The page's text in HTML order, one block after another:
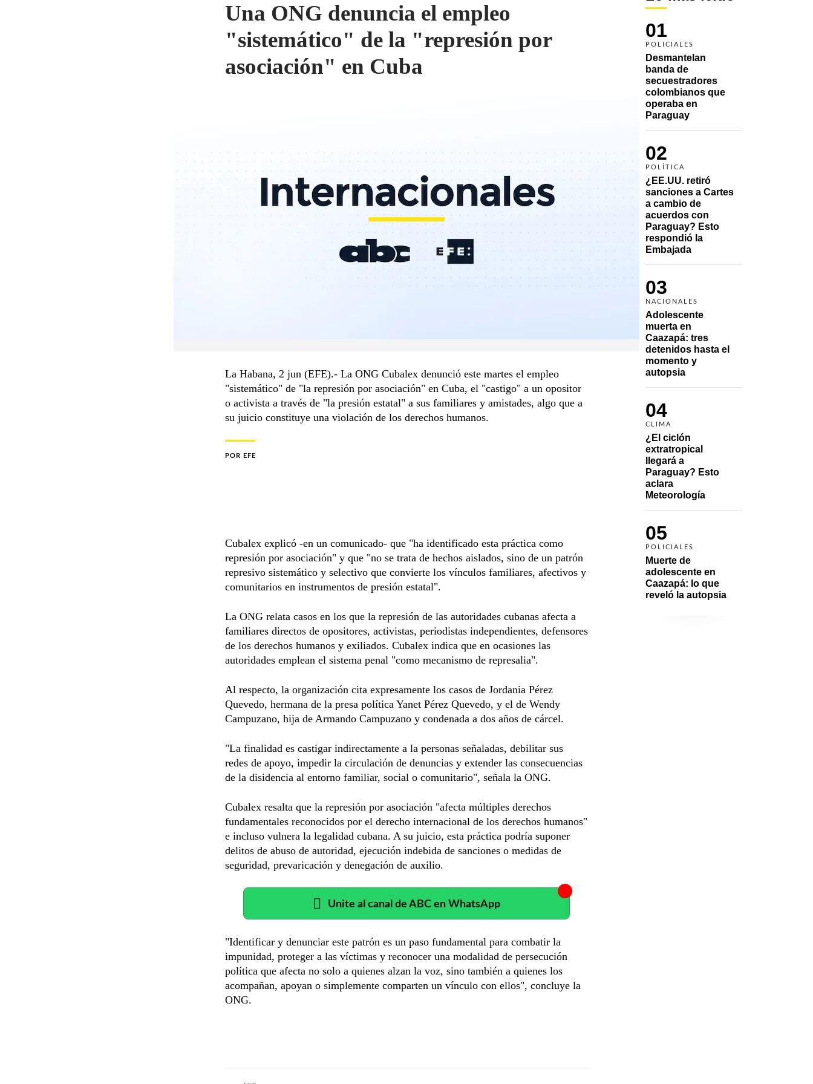
01
POLICIALES
Desmantelan
banda de
secuestradores
colombianos que
operaba en
Paraguay
02
POLÍTICA
¿EE.UU. retiró
sanciones a Cartes
a cambio de
acuerdos con
Paraguay? Esto
respondió la
Embajada
03
NACIONALES
Adolescente
muerta en
Caazapá: tres
detenidos hasta el
momento y
autopsia
04
CLIMA
¿El ciclón
extratropical
llegará a
Paraguay? Esto
aclara
Meteorología
05
POLICIALES
Muerte de
adolescente en
Caazapá: lo que
reveló la autopsia
Una ONG denuncia el empleo
"sistemático" de la "represión por
asociación" en Cuba
La Habana, 2 jun (EFE).- La ONG Cubalex denunció este martes el empleo
"sistemático" de "la represión por asociación" en Cuba, el "castigo" a un opositor
o activista a través de "la presión estatal" a sus familiares y amistades, algo que a
su juicio constituye una violación de los derechos humanos.
POR EFE
Cubalex explicó -en un comunicado- que "ha identificado esta práctica como
represión por asociación" y que "no se trata de hechos aislados, sino de un patrón
represivo sistemático y selectivo que convierte los vínculos familiares, afectivos y
comunitarios en instrumentos de presión estatal".
La ONG relata casos en los que la represión de las autoridades cubanas afecta a
familiares directos de opositores, activistas, periodistas independientes, defensores
de los derechos humanos y exiliados. Cubalex indica que en ocasiones las
autoridades emplean el sistema penal "como mecanismo de represalia".
Al respecto, la organización cita expresamente los casos de Jordania Pérez
Quevedo, hermana de la presa política Yanet Pérez Quevedo, y el de Wendy
Campuzano, hija de Armando Campuzano y condenada a dos años de cárcel.
"La finalidad es castigar indirectamente a la personas señaladas, debilitar sus
redes de apoyo, impedir la circulación de denuncias y extender las consecuencias
de la disidencia al entorno familiar, social o comunitario", señala la ONG.
Cubalex resalta que la represión por asociación "afecta múltiples derechos
fundamentales reconocidos por el derecho internacional de los derechos humanos"
e incluso vulnera la legalidad cubana. A su juicio, esta práctica podría suponer
delitos de abuso de autoridad, ejecución indebida de sanciones o medidas de
seguridad, prevaricación y denegación de auxilio.
Unite al canal de ABC en WhatsApp
"Identificar y denunciar este patrón es un paso fundamental para combatir la
impunidad, proteger a las víctimas y reconocer una modalidad de persecución
política que afecta no solo a quienes alzan la voz, sino también a quienes los
acompañan, apoyan o simplemente comparten un vínculo con ellos", concluye la
ONG.